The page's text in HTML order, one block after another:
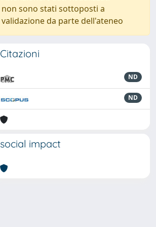
non sono stati sottoposti a
validazione da parte dell'ateneo
Citazioni
ND
ND
social impact